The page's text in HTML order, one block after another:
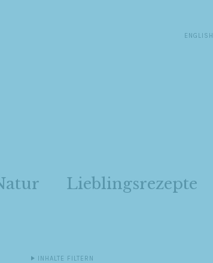
ENGLISH
Lieblingsrezepte
INHALTE FILTERN